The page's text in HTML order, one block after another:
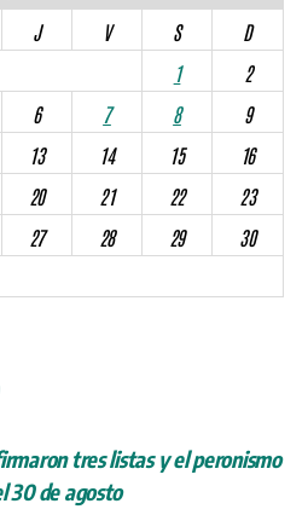
J V S
D
1
2
6 7 8
9
13 14 15
16
20 21 22
23
27 28 29
30
tres listas y el peronismo
30 de agosto